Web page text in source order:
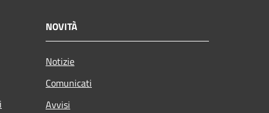
NOVITÀ
Notizie
Comunicati
Avvisi